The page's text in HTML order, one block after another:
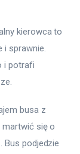
kierowca to
i sprawnie.
i potrafi
busa z
się o
Bus podjedzie